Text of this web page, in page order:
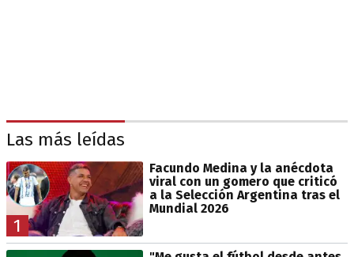
Las más leídas
1
Facundo Medina y la anécdota
viral con un gomero que criticó
a la Selección Argentina tras el
Mundial 2026